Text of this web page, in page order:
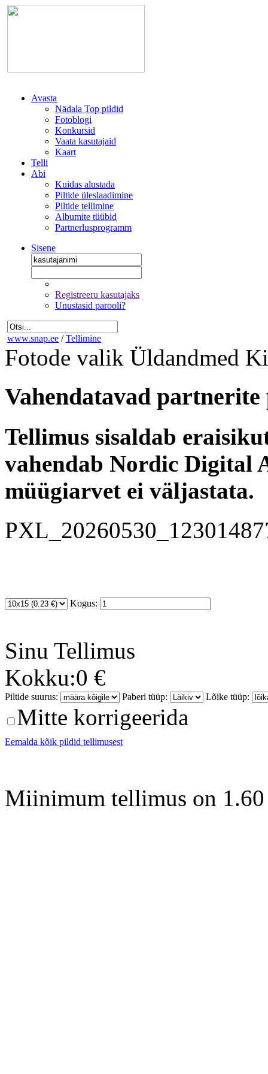
Avasta
Nädala Top pildid
Fotoblogi
Konkursid
Vaata kasutajaid
Kaart
Telli
Abi
Kuidas alustada
Piltide üleslaadimine
Piltide tellimine
Albumite tüübid
Partnerlusprogramm
Sisene
Registreeru kasutajaks
Unustasid parooli?
www.snap.ee / Tellimine
Fotode valik Üldandmed
Vahendatavad
Tellimus sisaldab
vahendab Nordic Digital
müügiarvet ei väljastata.
Kogus:
Sinu Tellimus
Kokku:0 €
Piltide suurus: Paberi tüüp: Lõike tüüp:
Mitte korrigeerida
Eemalda kõik pildid tellimusest
Miinimum tellimus on